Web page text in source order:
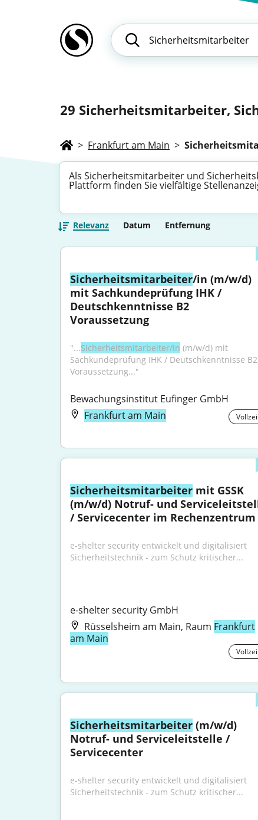
29 Sicherheitsmitarbeiter,
> Frankfurt am Main >
Als Sicherheitsmitarbeiter und
Plattform finden Sie vielfältige
Relevanz Datum Entfernung
Sicherheitsmitarbeiter/in (m/w/d)
mit Sachkundeprüfung IHK /
Deutschkenntnisse B2
Voraussetzung
"...Sicherheitsmitarbeiter/in (m/w/d) mit
Sachkundeprüfung IHK / Deutschkenntnisse B2
Voraussetzung..."
Bewachungsinstitut Eufinger GmbH
Frankfurt am Main
Sicherheitsmitarbeiter mit GSSK
(m/w/d) Notruf- und
/ Servicecenter im Rechenzentrum
e-shelter security entwickelt und digitalisiert
Sicherheitstechnik - zum Schutz kritischer...
e-shelter security GmbH
Rüsselsheim am Main, Raum Frankfurt
am Main
Sicherheitsmitarbeiter (m/w/d)
Notruf- und Serviceleitstelle /
Servicecenter
e-shelter security entwickelt und digitalisiert
Sicherheitstechnik - zum Schutz kritischer...